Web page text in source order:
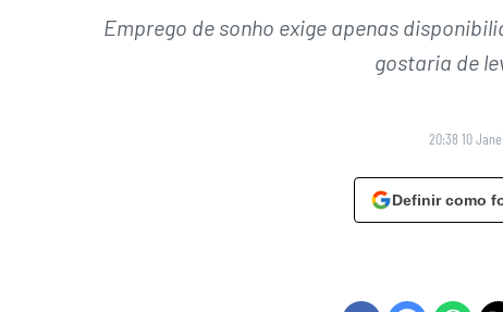
Emprego de sonho exige apenas
gostaria de
20:38 10
Definir como